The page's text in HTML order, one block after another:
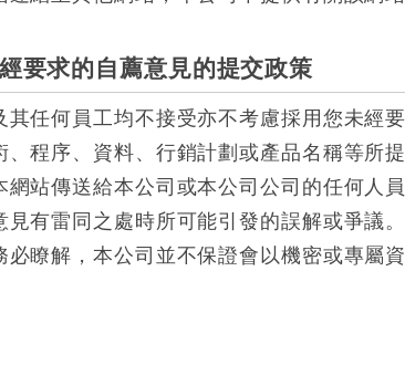
要求的自薦意見的提交政策
其任何員工均不接受亦不考慮採用您未經
、程序、資料、行銷計劃或產品名稱等所
網站傳送給本公司或本公司公司的任何人
見有雷同之處時所可能引發的誤解或爭議
必瞭解，本公司並不保證會以機密或專屬